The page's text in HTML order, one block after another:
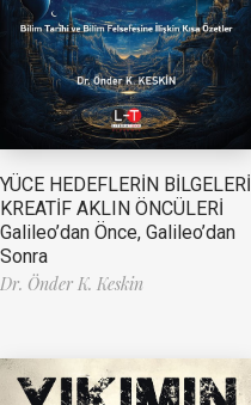
YÜCE HEDEFLERİN BİLGELERİ
KREATİF AKLIN ÖNCÜLERİ
Galileo’dan Önce, Galileo’dan
Sonra
Dr. Önder K. Keskin